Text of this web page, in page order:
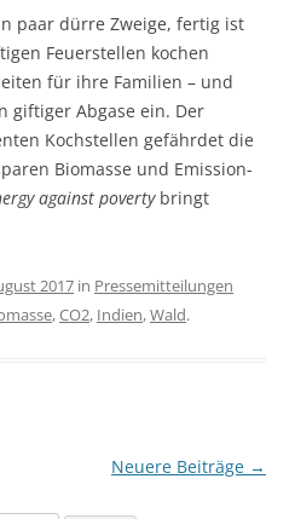
paar dürre Zweige, fertig ist
Feuerstellen kochen
für ihre Familien – und
gift­iger Ab­gase ein. Der
Kochstellen ge­fähr­det die
Biomasse und Emission­
against povertybringt
2017 in Pressemitteilungen
,CO2, Indien,Wald.
Neuere Beiträge →